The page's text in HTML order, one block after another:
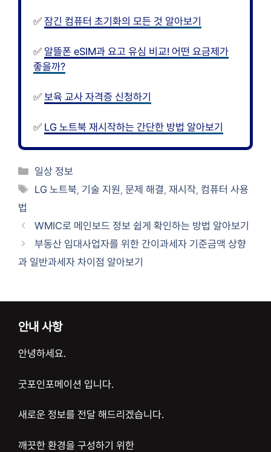
✅ 잠긴 컴퓨터 초기화의 모든 것 알아보기
✅ 알뜰폰 eSIM과 요고 유심 비교! 어떤 요금제가
좋을까?
✅ 보육 교사 자격증 신청하기
✅ LG 노트북 재시작하는 간단한 방법 알아보기
카
테
일상 정보
태
LG 노트북, 기술 지원,문제 해결,재시작, 컴퓨터 사용
법
WMIC로 메인보드 정보 쉽게 확인하는 방법 알아보기
부동산 임대사업자를 위한 간이과세자 기준금액 상향
과 일반과세자 차이점 알아보기
안내 사항
안녕하세요.
굿포인포메이션 입니다.
새로운 정보를 전달 해드리겠습니다.
깨끗한 환경을 구성하기 위한